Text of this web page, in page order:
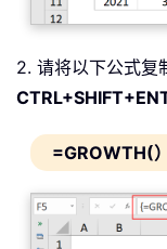
2. 请将以下公式复
=GROWTH(）